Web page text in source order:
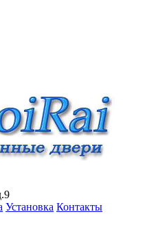
Установка Контакты